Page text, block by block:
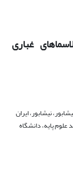
غباری
نیشابور، ایران
پایه، دانشگاه